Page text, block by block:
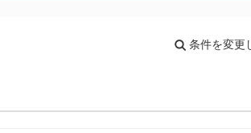
条件を変更